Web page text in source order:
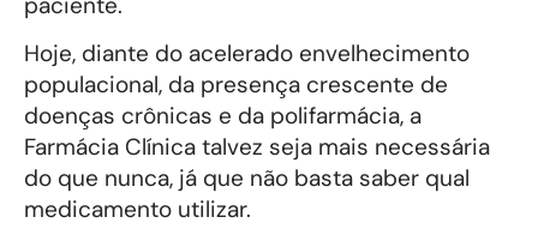
Hoje, diante do acelerado envelhecimento
populacional, da presença crescente de
doenças crônicas e da polifarmácia, a
Farmácia Clínica talvez seja mais necessária
do que nunca, já que não basta saber qual
medicamento utilizar.